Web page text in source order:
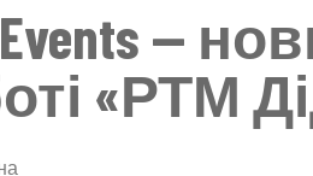
Events —
«РТМ